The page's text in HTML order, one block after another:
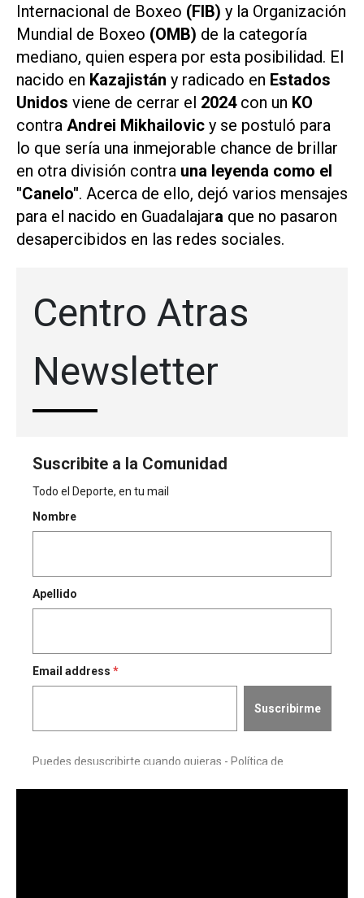
Internacional de Boxeo (FIB) y la Organización
Mundial de Boxeo (OMB) de la categoría
mediano, quien espera por esta posibilidad. El
nacido en Kazajistán y radicado en Estados
Unidos viene de cerrar el 2024 con un KO
contra Andrei Mikhailovic y se postuló para
lo que sería una inmejorable chance de brillar
en otra división contra una leyenda como el
"Canelo". Acerca de ello, dejó varios mensajes
para el nacido en Guadalajara que no pasaron
desapercibidos en las redes sociales.